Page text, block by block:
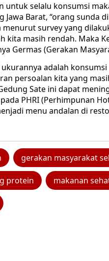
selalu konsumsi
Jawa Barat, “orang sunda
survey yang
kita masih rendah. Maka
Germas (Gerakan
adalah
persoalan kita yang
Sate ini dapat
PHRI (Perhimpunan
menu andalan di
gerakan masyarakat
protein makanan